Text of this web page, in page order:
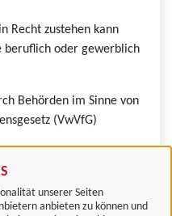
unserer Seiten
anbieten zu können und
Recht zustehen kann
beruflich oder gewerblich
Behörden im Sinne von
(VwVfG)